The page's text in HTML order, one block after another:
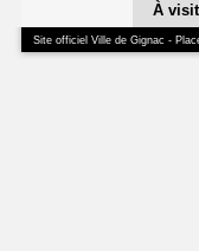
À
Site officiel Ville de Gignac -